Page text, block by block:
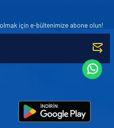
için e-bültenimize abone olun!